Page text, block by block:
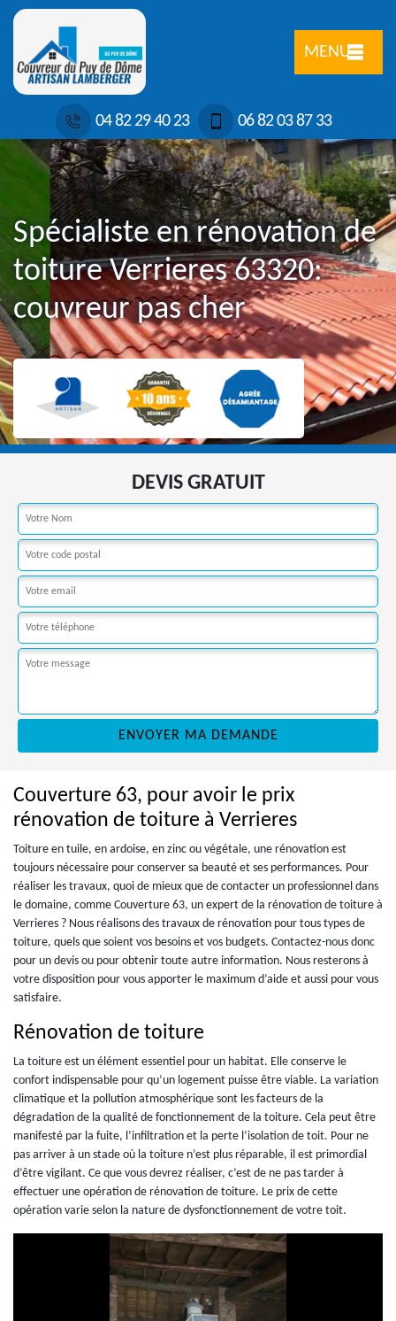
MENU
04 82 29 40 23 06 82 03 87 33
Spécialiste en rénovation de
toiture Verrieres 63320:
couvreur pas cher
DEVIS GRATUIT
Couverture 63, pour avoir le prix
rénovation de toiture à Verrieres
Toiture en tuile, en ardoise, en zinc ou végétale, une rénovation est
toujours nécessaire pour conserver sa beauté et ses performances. Pour
réaliser les travaux, quoi de mieux que de contacter un professionnel dans
le domaine, comme Couverture 63, un expert de la rénovation de toiture à
Verrieres ? Nous réalisons des travaux de rénovation pour tous types de
toiture, quels que soient vos besoins et vos budgets. Contactez-nous donc
pour un devis ou pour obtenir toute autre information. Nous resterons à
votre disposition pour vous apporter le maximum d’aide et aussi pour vous
satisfaire.
Rénovation de toiture
La toiture est un élément essentiel pour un habitat. Elle conserve le
confort indispensable pour qu’un logement puisse être viable. La variation
climatique et la pollution atmosphérique sont les facteurs de la
dégradation de la qualité de fonctionnement de la toiture. Cela peut être
manifesté par la fuite, l’infiltration et la perte l’isolation de toit. Pour ne
pas arriver à un stade où la toiture n’est plus réparable, il est primordial
d’être vigilant. Ce que vous devrez réaliser, c’est de ne pas tarder à
effectuer une opération de rénovation de toiture. Le prix de cette
opération varie selon la nature de dysfonctionnement de votre toit.